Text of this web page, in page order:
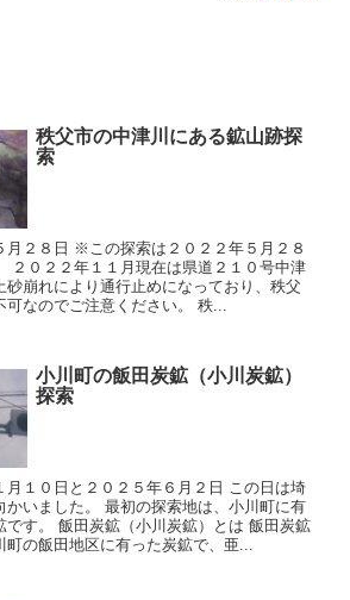
秩父市の中津川にある鉱山跡探
索
月２８日 ※この探索は２０２２年５月２８
２０２２年１１月現在は県道２１０号中津
砂崩れにより通行止めになっており、秩父
可なのでご注意ください。 秩...
小川町の飯田炭鉱（小川炭鉱）
探索
月１０日と２０２５年６月２日 この日は埼
かいました。 最初の探索地は、小川町に有
です。 飯田炭鉱（小川炭鉱）とは 飯田炭鉱
町の飯田地区に有った炭鉱で、亜...